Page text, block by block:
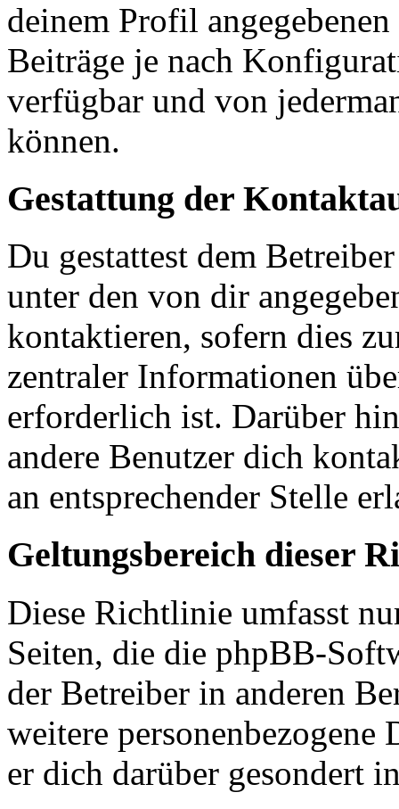
deinem Profil
Beiträge je nach
verfügbar und von
können.
Gestattung der
Du gestattest dem
unter den von dir
kontaktieren, sofern dies
zentraler Informationen
erforderlich ist. Darüber
andere Benutzer dich
an entsprechender Stelle
Geltungsbereich dieser
Diese Richtlinie umfasst
Seiten, die die phpBB-
der Betreiber in anderen
weitere personenbezogene
er dich darüber gesondert